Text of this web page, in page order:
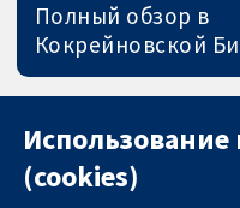
Полный обзор в
Кокрейновской
(cookies)